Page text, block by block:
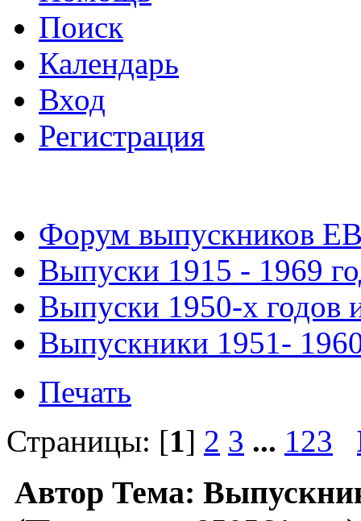
Поиск
Календарь
Вход
Регистрация
Форум выпускников
Выпуски 1915 - 1969
Выпуски 1950-х годов
Выпускники 1951-
Печать
Страницы: [1] 2 3 ... 123
Автор Тема: